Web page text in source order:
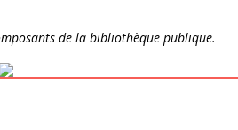
de la bibliothèque publique.